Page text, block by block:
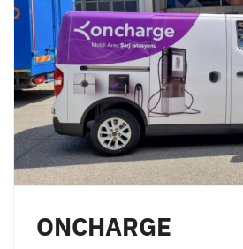
ONCHARGE